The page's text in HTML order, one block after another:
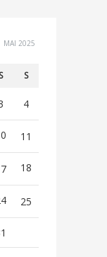
MAI 2025
S S
4
11
18
25